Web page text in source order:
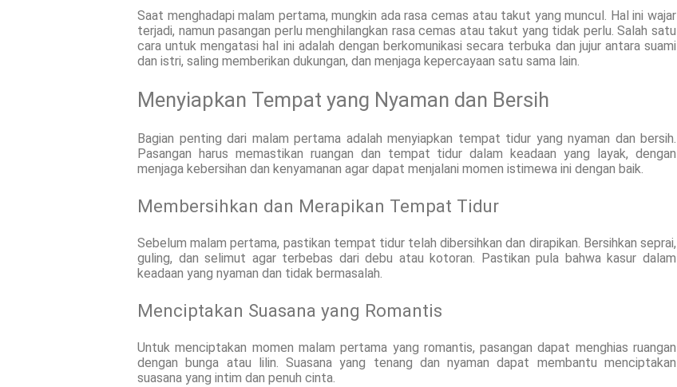
Saat menghadapi malam pertama, mungkin ada rasa cemas atau takut yang muncul. Hal ini wajar
terjadi, namun pasangan perlu menghilangkan rasa cemas atau takut yang tidak perlu. Salah satu
cara untuk mengatasi hal ini adalah dengan berkomunikasi secara terbuka dan jujur antara suami
dan istri, saling memberikan dukungan, dan menjaga kepercayaan satu sama lain.
Menyiapkan Tempat yang Nyaman dan Bersih
Bagian penting dari malam pertama adalah menyiapkan tempat tidur yang nyaman dan bersih.
Pasangan harus memastikan ruangan dan tempat tidur dalam keadaan yang layak, dengan
menjaga kebersihan dan kenyamanan agar dapat menjalani momen istimewa ini dengan baik.
Membersihkan dan Merapikan Tempat Tidur
Sebelum malam pertama, pastikan tempat tidur telah dibersihkan dan dirapikan. Bersihkan seprai,
guling, dan selimut agar terbebas dari debu atau kotoran. Pastikan pula bahwa kasur dalam
keadaan yang nyaman dan tidak bermasalah.
Menciptakan Suasana yang Romantis
Untuk menciptakan momen malam pertama yang romantis, pasangan dapat menghias ruangan
dengan bunga atau lilin. Suasana yang tenang dan nyaman dapat membantu menciptakan
suasana yang intim dan penuh cinta.